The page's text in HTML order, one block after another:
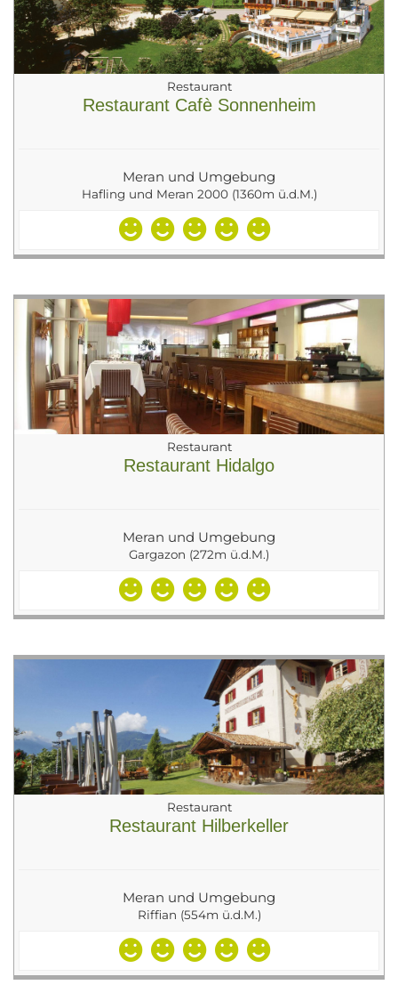
Restaurant
Restaurant Cafè Sonnenheim
Meran und Umgebung
Hafling und Meran 2000 (1360m ü.d.M.)
Restaurant
Restaurant Hidalgo
Meran und Umgebung
Gargazon (272m ü.d.M.)
Restaurant
Restaurant Hilberkeller
Meran und Umgebung
Riffian (554m ü.d.M.)